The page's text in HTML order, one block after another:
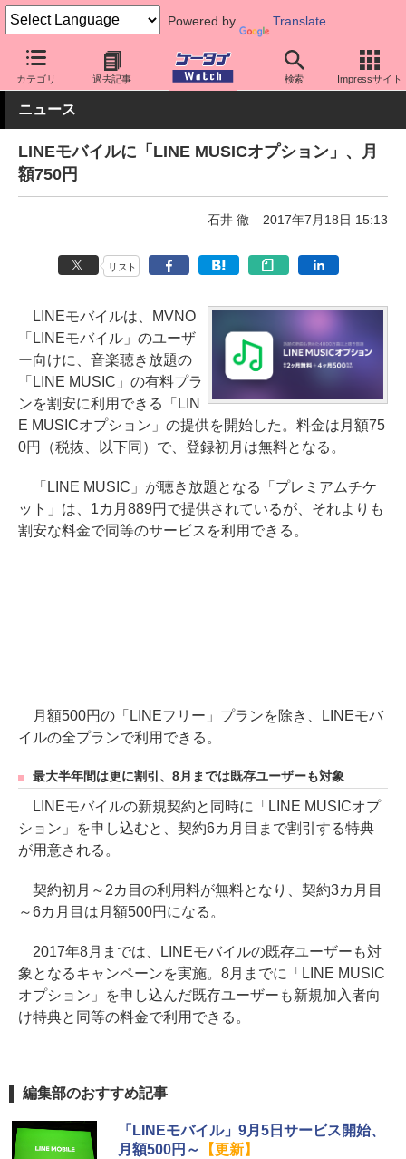
Powered by Translate
カテゴリ 過去記事 検索 Impressサイト
ケータイ Watch 格安スマホ/格安SIM 格安SIM/MVNO LINEモ
ニュース
LINEモバイルに「LINE MUSICオプション」、月
額750円
石井 徹 2017年7月18日 15:13
リスト
LINEモバイルは、MVNO
「LINEモバイル」のユーザ
ー向けに、音楽聴き放題の
「LINE MUSIC」の有料プラ
ンを割安に利用できる「LIN
E MUSICオプション」の提供を開始した。料金は月額75
0円（税抜、以下同）で、登録初月は無料となる。
「LINE MUSIC」が聴き放題となる「プレミアムチケ
ット」は、1カ月889円で提供されているが、それよりも
割安な料金で同等のサービスを利用できる。
月額500円の「LINEフリー」プランを除き、LINEモバ
イルの全プランで利用できる。
最大半年間は更に割引、8月までは既存ユーザーも対象
LINEモバイルの新規契約と同時に「LINE MUSICオプ
ション」を申し込むと、契約6カ月目まで割引する特典
が用意される。
契約初月～2カ目の利用料が無料となり、契約3カ月目
～6カ月目は月額500円になる。
2017年8月までは、LINEモバイルの既存ユーザーも対
象となるキャンペーンを実施。8月までに「LINE MUSIC
オプション」を申し込んだ既存ユーザーも新規加入者向
け特典と同等の料金で利用できる。
編集部のおすすめ記事
「LINEモバイル」9月5日サービス開始、
月額500円～
【更新】